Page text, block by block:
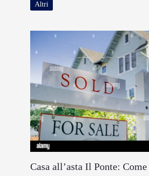
Altri
Casa all’asta Il Ponte: Come